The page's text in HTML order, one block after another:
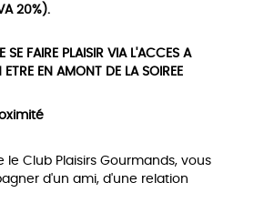
20%).
SE FAIRE PLAISIR VIA L'ACCES A
ETRE EN AMONT DE LA SOIREE
Club Plaisirs Gourmands, vous
d'un ami, d'une relation